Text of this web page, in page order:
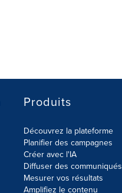
Produits
Découvrez la plateforme
Planifier des campagnes
Créer avec l'IA
Diffuser des communiqués
Mesurer vos résultats
Amplifiez le contenu